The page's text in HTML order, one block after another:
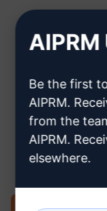
单击此处
步骤 3：在
Be the first
AIPRM.
from the
AIPRM.
elsewhere.